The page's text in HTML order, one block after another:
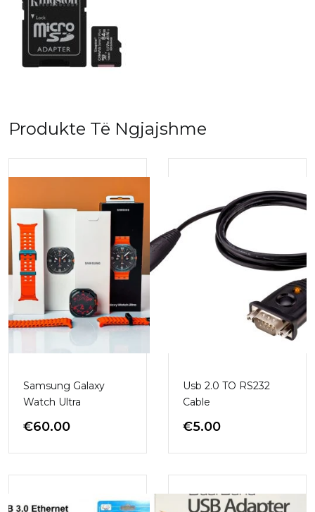
Produkte Të Ngjajshme
Samsung Galaxy
Watch Ultra
€60.00
Usb 2.0 TO RS232
Cable
€5.00